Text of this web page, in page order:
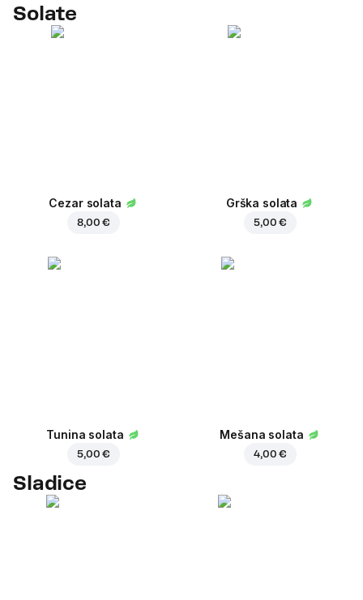
Solate
Cezar solata
8,00 €
Grška solata
5,00 €
Tunina solata
5,00 €
Mešana solata
4,00 €
Sladice